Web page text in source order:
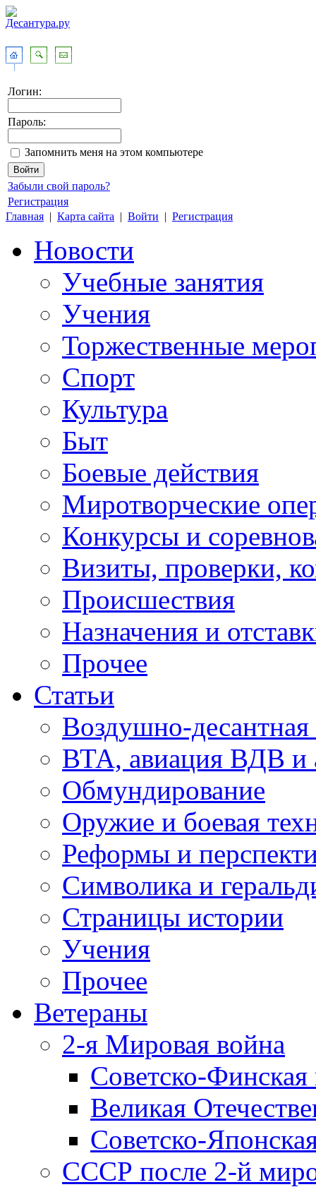
Логин:
Пароль:
Запомнить меня на этом компьютере
Забыли свой пароль?
Регистрация
Главная | Карта сайта | Войти | Регистрация
Новости
Учебные занятия
Учения
Торжественные
Спорт
Культура
Быт
Боевые действия
Миротворческие
Конкурсы и
Визиты, проверки,
Происшествия
Назначения и
Прочее
Статьи
Воздушно-десантная
ВТА, авиация ВДВ и
Обмундирование
Оружие и боевая
Реформы и
Символика и
Страницы истории
Учения
Прочее
Ветераны
2-я Мировая война
Советско-
Великая
Советско-
СССР после 2-й